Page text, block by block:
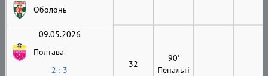
Оболонь
09.05.2026
Полтава
2 : 3
32
90'
Пенальті